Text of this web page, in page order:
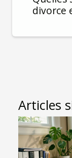
divorce
Articles